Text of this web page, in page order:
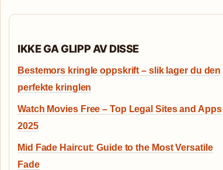
IKKE GA GLIPP AV DISSE
Bestemors kringle oppskrift – slik lager du den
perfekte kringlen
Watch Movies Free – Top Legal Sites and Apps
2025
Mid Fade Haircut: Guide to the Most Versatile
Fade